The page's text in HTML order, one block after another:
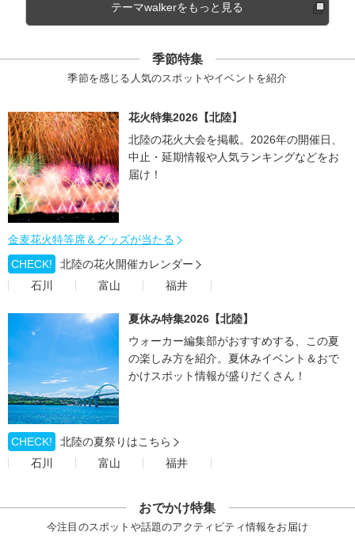
テーマwalkerをもっと見る
季節特集
季節を感じる人気のスポットやイベントを紹介
花火特集2026【北陸】
北陸の花火大会を掲載。2026年の開催日、
中止・延期情報や人気ランキングなどをお
届け！
金麦花火特等席＆グッズが当たる
CHECK!
北陸の花火開催カレンダー
石川
富山 福井
夏休み特集2026【北陸】
ウォーカー編集部がおすすめする、この夏
の楽しみ方を紹介。夏休みイベント＆おで
かけスポット情報が盛りだくさん！
CHECK!
北陸の夏祭りはこちら
石川
富山 福井
おでかけ特集
今注目のスポットや話題のアクティビティ情報をお届け